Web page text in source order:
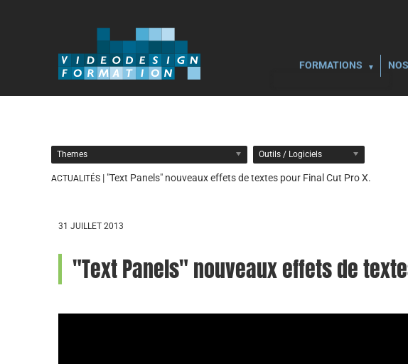
FORMATIONS
Themes Outils / Logiciels
ACTUALITÉS | "Text Panels" nouveaux effets de textes pour Final Cut Pro X.
31 JUILLET 2013
"Text Panels" nouveaux effets de